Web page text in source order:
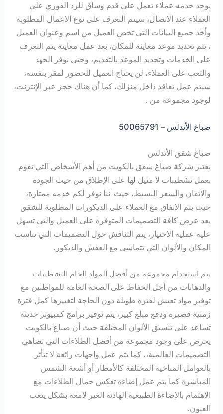
يوجد خدمه عملاء تعمل على قدم وساق للرد الفوري على
العملاء عند الاتصال، سيتم التعرف على نوع الاعمال المطلوبة
وأخذ جميع البيانات التي تخص العميل من اسم وعنوان العميل
، يتم تحديد موعد معاينة للمكان، بعد عمل معاينة يتم التعرف
على الخدمات وتحديد الموعد بالتقديم، وحتى نوفر الجهد
والتعب على العملاء، لن يحتاج العميل للحضور لمقر بنفسه،
سيتم عمل تعاقد داخل منزلك، كما أن هناك حجز عبر الإنترنت،
لوجود مجموعة من .
صباغ الأندلس – 50065791
صباغ شقق الأندلس
يعتبر شركة صباغ شقق بالكويت من أهم الأشخاص التي تقوم
بعمل تشطيبات لا مثيل لها على الإطلاق من حيث الجودة
والاتقان والسعر البسيط، حيث أننا نوفر لكم خدمه ممتازة،
حيث يتم الاتفاق مع العملاء على الديكورات المطلوبة للشقق
بعد عرض كافة التصميمات المتوفرة على العميل والتي تسهل
عليه عملية الاختيار، يتم التناقش حول التصميمات التي تناسب
المكان والألوان التي تتماشى مع العفش والديكور.
يتم استخدام مجموعة من أفضل المواد الخام التشطيبات
والدهانات من أجل الحفاظ على الصحة العامة للمواطنين مع
توفير مواد تعيش لفترة طويلة دون الحاجة لتغييرها كمل فترة
زمنية قصيرة ودفع مبلغ كبير، يتم توفير برامج كمبيوتر حديثة
تساعد على تنسيق الألوان المختلفة حيث أن صباغ بالكويت
يحرص على وجود مجموعة من أفضل الطلاءات التي تضاهي
التصميمات العالمية،، كما يتم عمل واجهات رائعة لا تتأثر
بالعوامل المناخية المختلفة كالأمطار أو أشعة الشمس
المباشرة كما يتم عمل إضاءة تعكس جمال الطلاءات مع
الاهتمام بالإضاءة الطبيعية الهادئة الغير لامعة بشكل يتعب
العيون.